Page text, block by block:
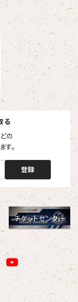
る
の
。
登録
チケットセンター